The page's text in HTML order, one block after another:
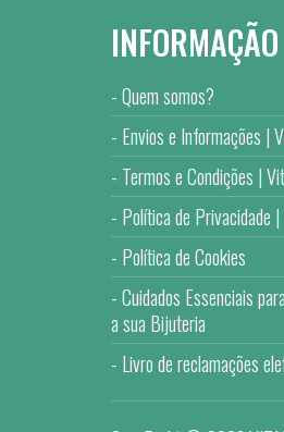
INFORMAÇÃO
Quem somos?
Envios e Informações |
Termos e Condições |
Política de Privacidade
Política de Cookies
Cuidados Essenciais
a sua Bijuteria
Livro de reclamações